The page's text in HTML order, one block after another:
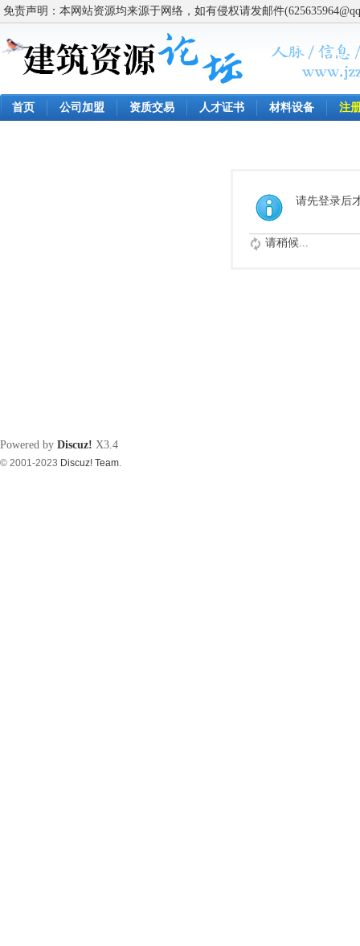
免责声明：本网站资源均来源于网络，如有侵权请发邮件
首页 公司加盟 资质交易 人才证书 材料设备 注
请先登录后
请稍候...
Powered by Discuz! X3.4
© 2001-2023 Discuz! Team